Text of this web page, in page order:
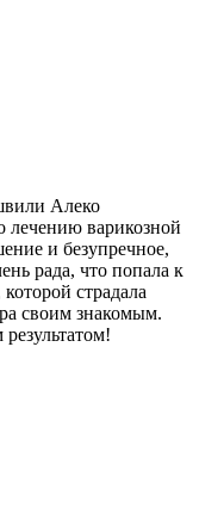
Алеко
лечению варикозной
и безупречное,
рада, что попала к
страдала
своим знакомым.